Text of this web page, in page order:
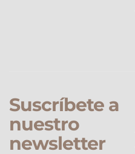
Suscríbete a
nuestro
newsletter